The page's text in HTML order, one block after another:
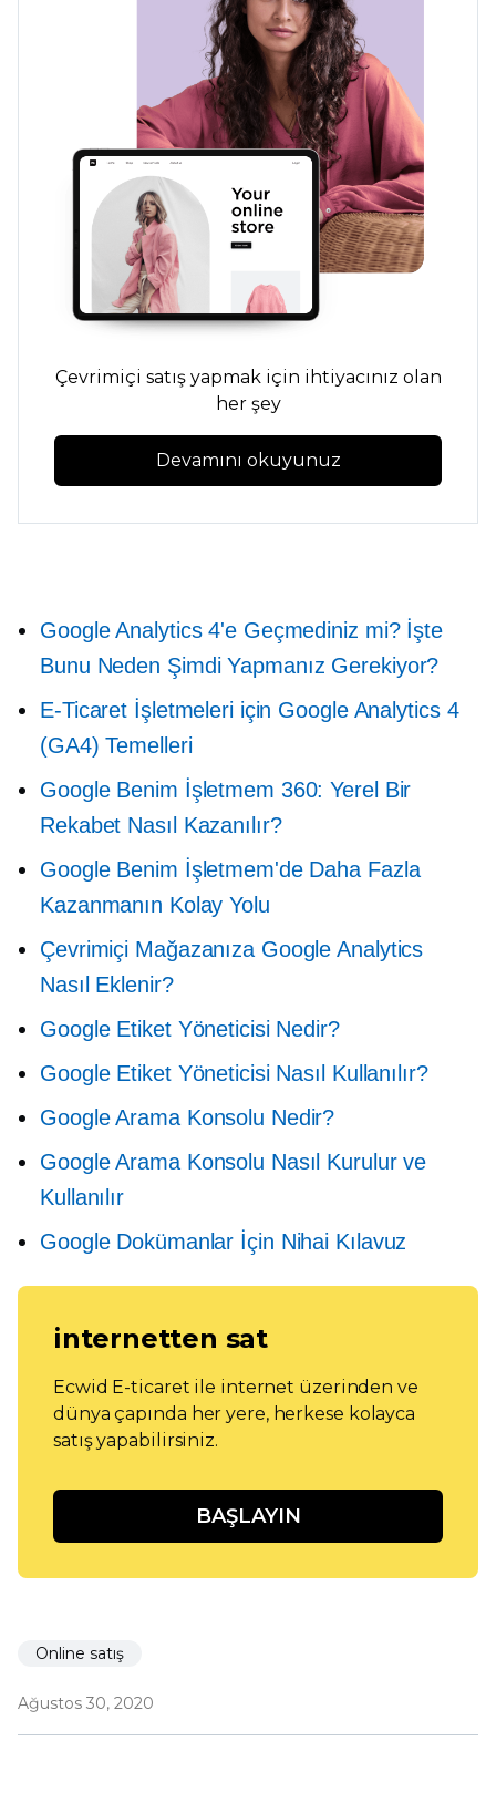
Çevrimiçi satış yapmak için ihtiyacınız olan
her şey
Devamını okuyunuz
Google Analytics 4'e Geçmediniz mi? İşte
Bunu Neden Şimdi Yapmanız Gerekiyor?
E-Ticaret İşletmeleri için Google Analytics 4
(GA4) Temelleri
Google Benim İşletmem 360: Yerel Bir
Rekabet Nasıl Kazanılır?
Google Benim İşletmem'de Daha Fazla
Kazanmanın Kolay Yolu
Çevrimiçi Mağazanıza Google Analytics
Nasıl Eklenir?
Google Etiket Yöneticisi Nedir?
Google Etiket Yöneticisi Nasıl Kullanılır?
Google Arama Konsolu Nedir?
Google Arama Konsolu Nasıl Kurulur ve
Kullanılır
Google Dokümanlar İçin Nihai Kılavuz
internetten sat
Ecwid E-ticaret ile internet üzerinden ve
dünya çapında her yere, herkese kolayca
satış yapabilirsiniz.
BAŞLAYIN
Online satış
Ağustos 30, 2020